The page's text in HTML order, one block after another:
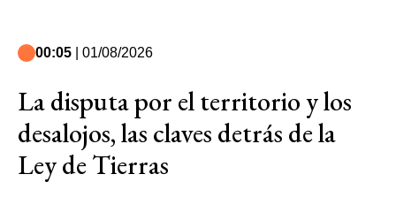
00:05 | 01/08/2026
La disputa por el territorio y los
desalojos, las claves detrás de la
Ley de Tierras